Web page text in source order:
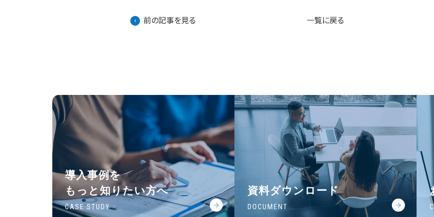
前の記事を見る 一覧に戻る
導入事例を
もっと知りたい方へ
CASE STUDY
資料ダウンロード
DOCUMENT